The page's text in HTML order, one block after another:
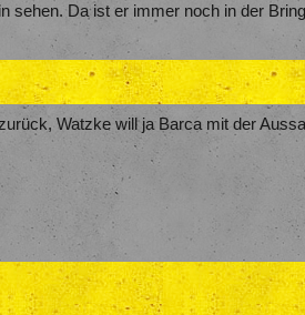
sehen. Da ist er immer noch in der
Watzke will ja Barca mit der